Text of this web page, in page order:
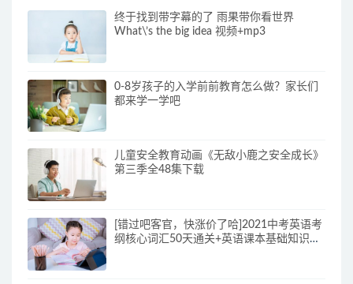
终于找到带字幕的了 雨果带你看世界
What\’s the big idea 视频+mp3
0-8岁孩子的入学前前教育怎么做？家长们
都来学一学吧
儿童安全教育动画《无敌小鹿之安全成长》
第三季全48集下载
[错过吧客官，快涨价了哈]2021中考英语考
纲核心词汇50天通关+英语课本基础知识回